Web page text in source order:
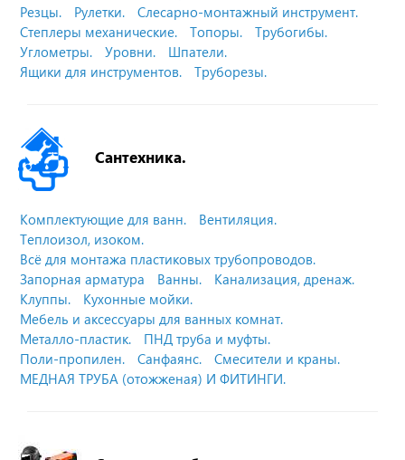
Резцы.
Рулетки.
Слесарно-монтажный инструмент.
Степлеры механические.
Топоры.
Трубогибы.
Углометры.
Уровни.
Шпатели.
Ящики для инструментов.
Труборезы.
Сантехника.
Комплектующие для ванн.
Вентиляция.
Теплоизол, изоком.
Всё для монтажа пластиковых трубопроводов.
Запорная арматура
Ванны.
Канализация, дренаж.
Клуппы.
Кухонные мойки.
Мебель и аксессуары для ванных комнат.
Металло-пластик.
ПНД труба и муфты.
Поли-пропилен.
Санфаянс.
Смесители и краны.
МЕДНАЯ ТРУБА (отожженая) И ФИТИНГИ.